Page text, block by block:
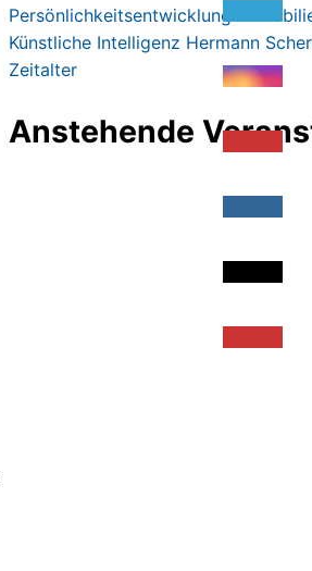
Persönlichkeitsentwicklung
Künstliche Intelligenz Hermann
Zeitalter
Anstehende